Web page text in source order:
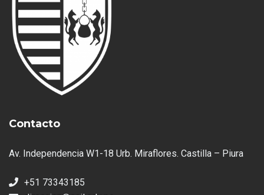
Contacto
Av. Independencia W1-18 Urb. Miraflores. Castilla – Piura
+51 73343185